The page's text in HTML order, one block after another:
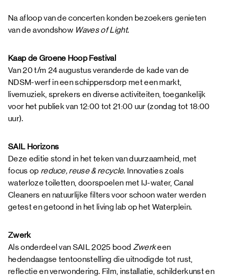
Na afloop van de concerten konden bezoekers genieten
van de avondshow Waves of Light.
Kaap de Groene Hoop Festival
Van 20 t/m 24 augustus veranderde de kade van de
NDSM-werf in een schippersdorp met een markt,
livemuziek, sprekers en diverse activiteiten, toegankelijk
voor het publiek van 12:00 tot 21:00 uur (zondag tot 18:00
uur).
SAIL Horizons
Deze editie stond in het teken van duurzaamheid, met
focus op reduce, reuse & recycle. Innovaties zoals
waterloze toiletten, doorspoelen met IJ-water, Canal
Cleaners en natuurlijke filters voor schoon water werden
getest en getoond in het living lab op het Waterplein.
Zwerk
Als onderdeel van SAIL 2025 bood Zwerkeen
hedendaagse tentoonstelling die uitnodigde tot rust,
reflectie en verwondering. Film, installatie, schilderkunst en